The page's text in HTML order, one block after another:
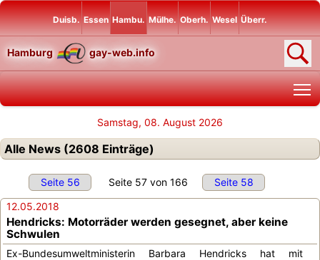
Duisb. Essen Hambu. Mülhe. Oberh. Wesel Überr.
Hamburg gay-web.info
Samstag, 08. August 2026
Alle News (2608 Einträge)
Seite 56 Seite 57 von 166
Seite 58
12.05.2018
Hendricks: Motorräder werden gesegnet, aber keine
Schwulen
Ex-Bundesumweltministerin Barbara Hendricks hat mit